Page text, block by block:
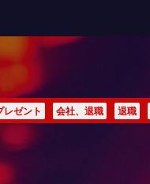
レゼント 会社、退職 退職